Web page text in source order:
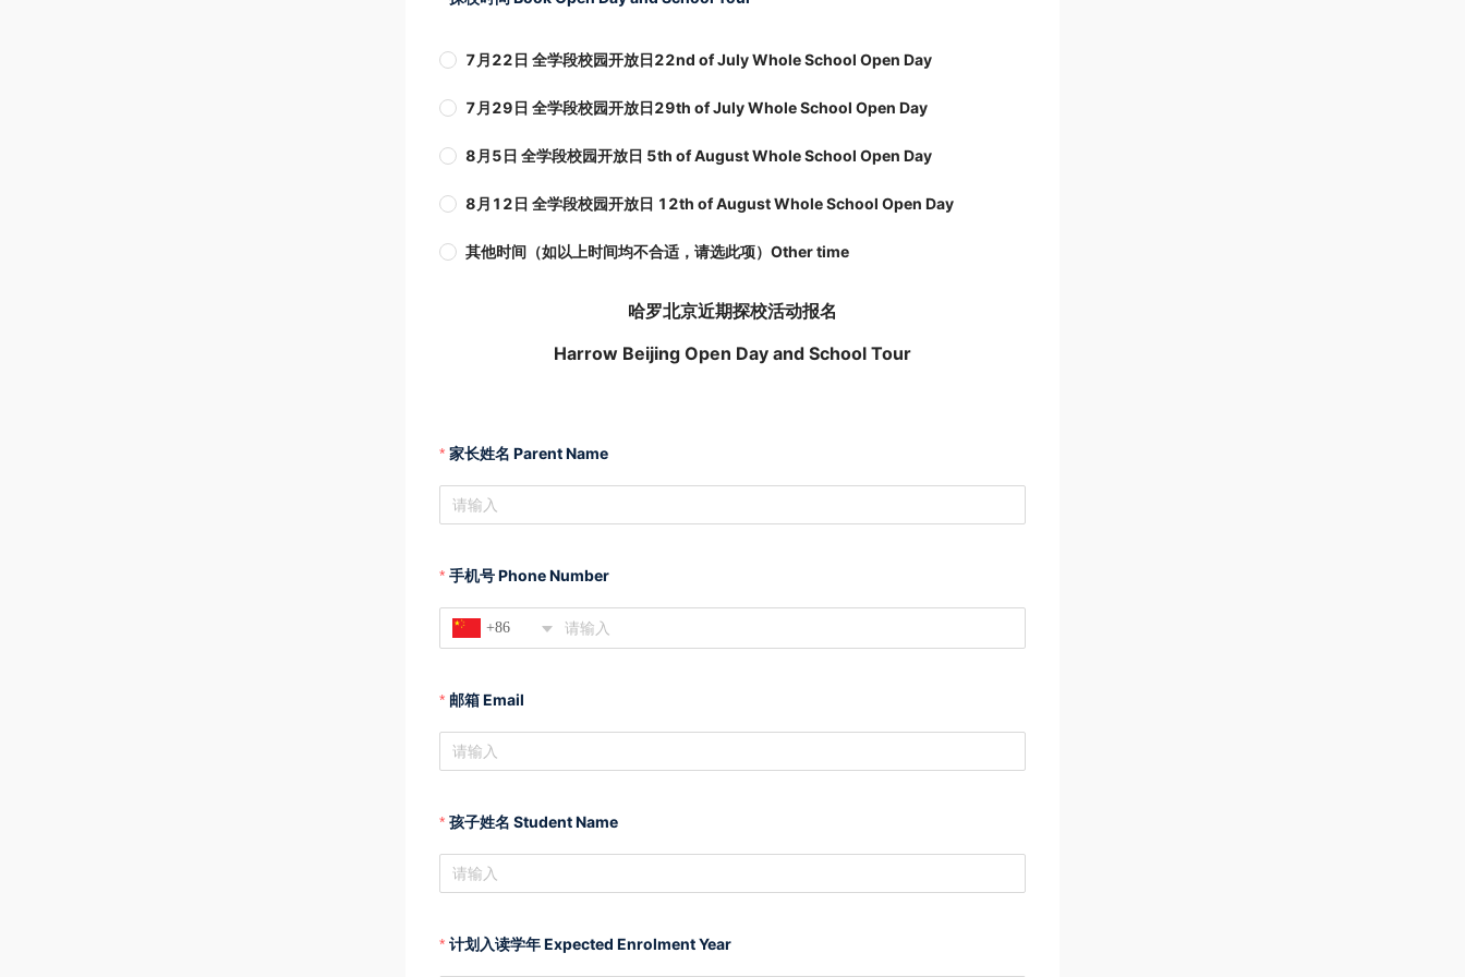
7月22日 全学段校园开放日22nd of July Whole School Open Day
7月29日 全学段校园开放日29th of July Whole School Open Day
8月5日 全学段校园开放日 5th of August Whole School Open Day
8月12日 全学段校园开放日 12th of August Whole School Open Day
其他时间（如以上时间均不合适，请选此项）Other time
哈罗北京近期探校活动报名
Harrow Beijing Open Day and School Tour
家长姓名 Parent Name
手机号 Phone Number
+86
邮箱 Email
孩子姓名 Student Name
计划入读学年 Expected Enrolment Year